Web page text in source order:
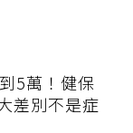
5萬！健保
差別不是症